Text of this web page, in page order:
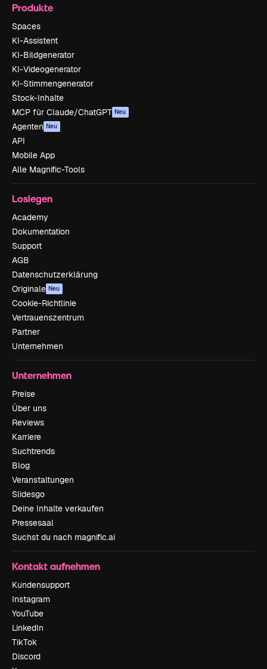
Produkte
Spaces
KI-Assistent
KI-Bildgenerator
KI-Videogenerator
KI-Stimmengenerator
Stock-Inhalte
MCP für Claude/ChatGPT Neu
Agenten Neu
API
Mobile App
Alle Magnific-Tools
Loslegen
Academy
Dokumentation
Support
AGB
Datenschutzerklärung
Originale Neu
Cookie-Richtlinie
Vertrauenszentrum
Partner
Unternehmen
Unternehmen
Preise
Über uns
Reviews
Karriere
Suchtrends
Blog
Veranstaltungen
Slidesgo
Deine Inhalte verkaufen
Pressesaal
Suchst du nach magnific.ai
Kontakt aufnehmen
Kundensupport
Instagram
YouTube
LinkedIn
TikTok
Discord